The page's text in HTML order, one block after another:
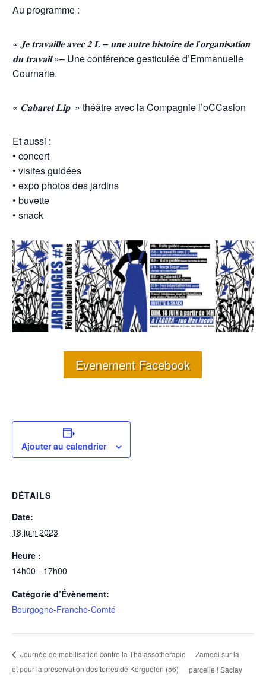
Au programme :
« 𝐉𝐞 𝐭𝐫𝐚𝐯𝐚𝐢𝐥𝐥𝐞 𝐚𝐯𝐞𝐜 𝟐 𝐋 – 𝐮𝐧𝐞 𝐚𝐮𝐭𝐫𝐞 𝐡𝐢𝐬𝐭𝐨𝐢𝐫𝐞 𝐝𝐞 𝐥’𝐨𝐫𝐠𝐚𝐧𝐢𝐬𝐚𝐭𝐢𝐨𝐧
𝐝𝐮 𝐭𝐫𝐚𝐯𝐚𝐢𝐥 »– Une conférence gesticulée d’Emmanuelle
Cournarie.
« 𝐂𝐚𝐛𝐚𝐫𝐞𝐭 𝐋𝐢𝐩» théâtre avec la Compagnie l’oCCasion
Et aussi :
• concert
• visites guidées
• expo photos des jardins
• buvette
• snack
Evenement Facebook
Ajouter au calendrier
DÉTAILS
Date:
18 juin 2023
Heure :
14h00 - 17h00
Catégorie d’Évènement:
Bourgogne-Franche-Comté
Journée de mobilisation contre la Thalassotherapie
et pour la préservation des terres de Kerguelen (56)
Zamedi sur la
parcelle ! Saclay